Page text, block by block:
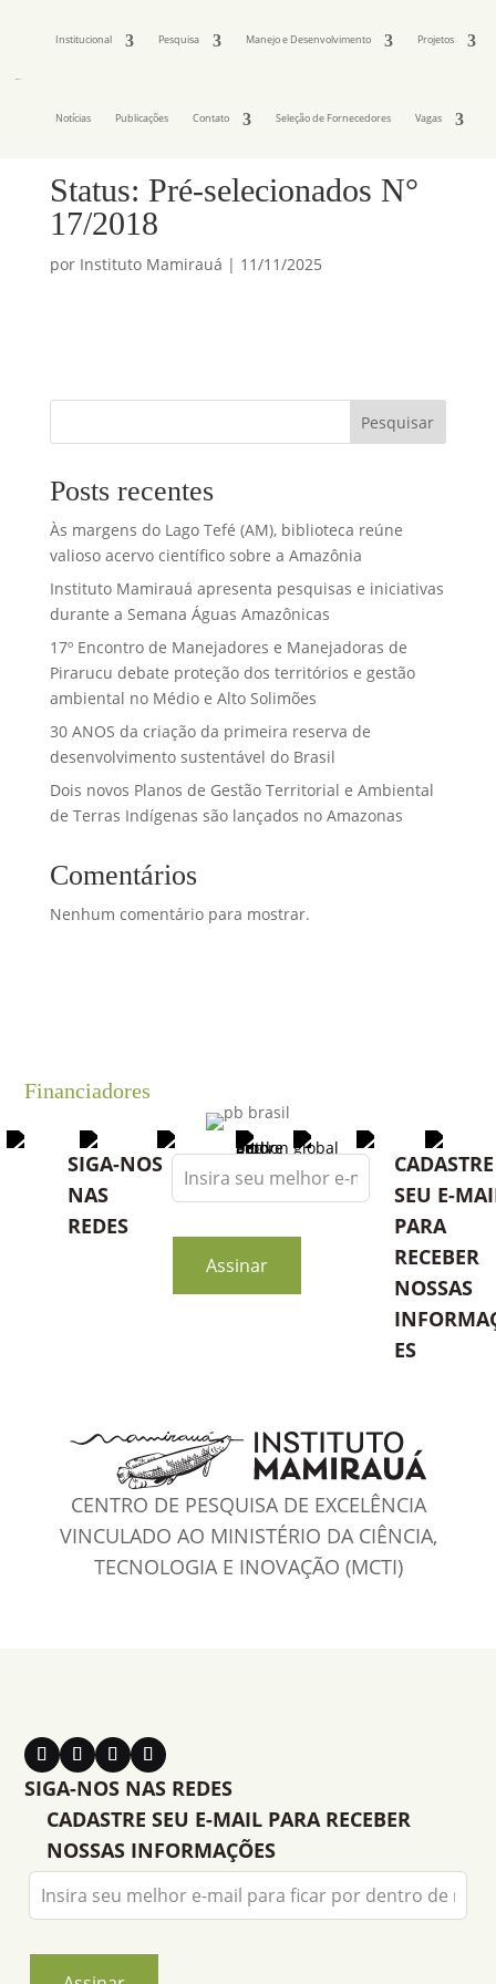
Institucional Pesquisa Manejo e Desenvolvimento Projetos
Notícias Publicações Contato Seleção de Fornecedores Vagas
Status: Pré-selecionados N°
17/2018
por Instituto Mamirauá | 11/11/2025
Pesquisar
Posts recentes
Às margens do Lago Tefé (AM), biblioteca reúne
valioso acervo científico sobre a Amazônia
Instituto Mamirauá apresenta pesquisas e iniciativas
durante a Semana Águas Amazônicas
17º Encontro de Manejadores e Manejadoras de
Pirarucu debate proteção dos territórios e gestão
ambiental no Médio e Alto Solimões
30 ANOS da criação da primeira reserva de
desenvolvimento sustentável do Brasil
Dois novos Planos de Gestão Territorial e Ambiental
de Terras Indígenas são lançados no Amazonas
Comentários
Nenhum comentário para mostrar.
Financiadores
SIGA-NOS
NAS
REDES
Leave
this
blank
Assinar
CADASTRE
SEU E-
PARA
RECEBER
NOSSAS
ES
CENTRO DE PESQUISA DE EXCELÊNCIA
VINCULADO AO MINISTÉRIO DA CIÊNCIA,
TECNOLOGIA E INOVAÇÃO (MCTI)
SIGA-NOS NAS REDES
CADASTRE SEU E-MAIL PARA RECEBER
NOSSAS INFORMAÇÕES
Leave
this
blank